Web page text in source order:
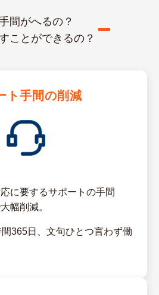
間がへるの？
ことができるの？
ト手間の削減
に要するサポートの手間
幅削減。
365日、文句ひとつ言わず働